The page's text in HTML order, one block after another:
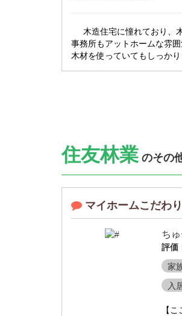
木造住宅に憧れており、
事務所もアットホームな雰
木材を使っていてもしっか
住友林業 のその
マイホームこだわ
ち
評価
家
入
【